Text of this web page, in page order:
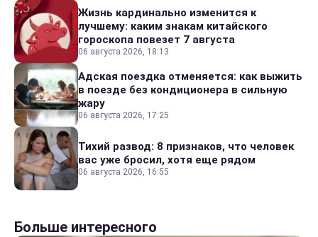
Жизнь кардинально изменится к
лучшему: каким знакам китайского
гороскопа повезет 7 августа
06 августа 2026, 18:13
Адская поездка отменяется: как выжить
в поезде без кондиционера в сильную
жару
06 августа 2026, 17:25
Тихий развод: 8 признаков, что человек
вас уже бросил, хотя еще рядом
06 августа 2026, 16:55
Больше интересного